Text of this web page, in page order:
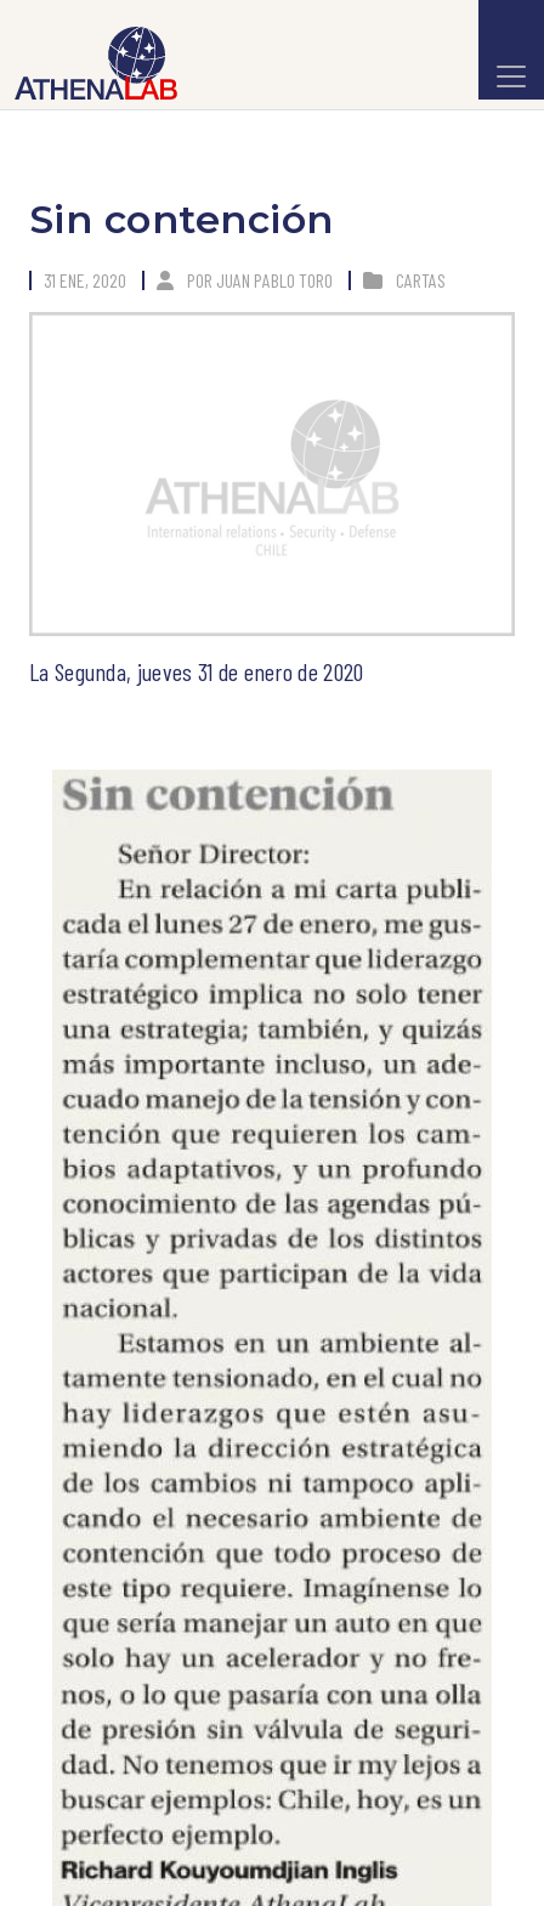
Sin contención
31 ENE, 2020 POR JUAN PABLO TORO CARTAS
La Segunda, jueves 31 de enero de 2020